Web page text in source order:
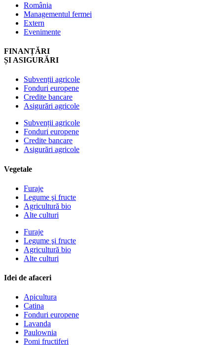
România
Managementul fermei
Extern
Evenimente
FINANȚĂRI
ȘI ASIGURĂRI
Subvenții agricole
Fonduri europene
Credite bancare
Asigurări agricole
Subvenții agricole
Fonduri europene
Credite bancare
Asigurări agricole
Vegetale
Furaje
Legume şi fructe
Agricultură bio
Alte culturi
Furaje
Legume şi fructe
Agricultură bio
Alte culturi
Idei de afaceri
Apicultura
Catina
Fonduri europene
Lavanda
Paulownia
Pomi fructiferi